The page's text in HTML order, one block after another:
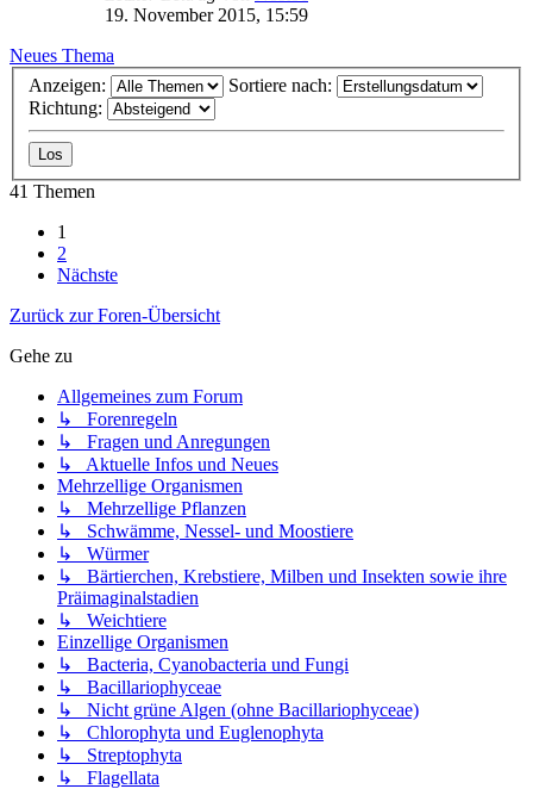
19. November 2015, 15:59
Neues Thema
Anzeigen:
Sortiere nach:
Richtung:
41 Themen
1
2
Nächste
Zurück zur Foren-Übersicht
Gehe zu
Allgemeines zum Forum
↳ Forenregeln
↳ Fragen und Anregungen
↳ Aktuelle Infos und Neues
Mehrzellige Organismen
↳ Mehrzellige Pflanzen
↳ Schwämme, Nessel- und Moostiere
↳ Würmer
↳ Bärtierchen, Krebstiere, Milben und Insekten sowie ihre
Präimaginalstadien
↳ Weichtiere
Einzellige Organismen
↳ Bacteria, Cyanobacteria und Fungi
↳ Bacillariophyceae
↳ Nicht grüne Algen (ohne Bacillariophyceae)
↳ Chlorophyta und Euglenophyta
↳ Streptophyta
↳ Flagellata